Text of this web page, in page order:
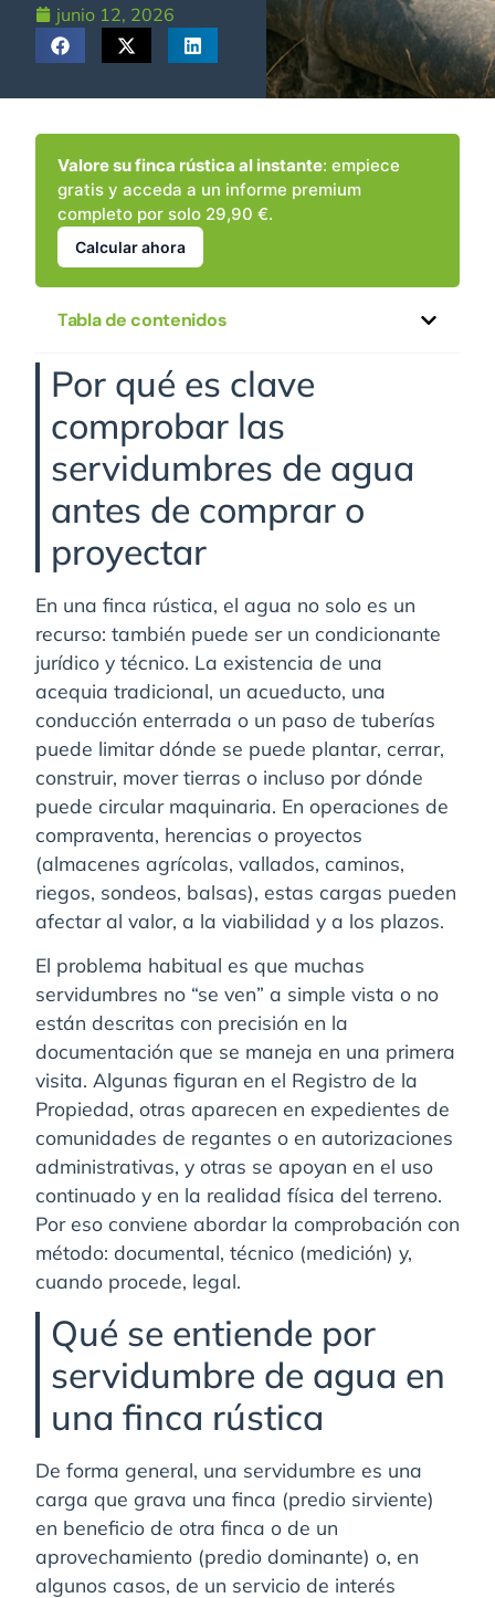
junio 12, 2026
Valore su finca rústica al instante: empiece
gratis y acceda a un informe premium
completo por solo 29,90 €.
Calcular ahora
Tabla de contenidos
Por qué es clave
comprobar las
servidumbres de agua
antes de comprar o
proyectar
En una finca rústica, el agua no solo es un
recurso: también puede ser un condicionante
jurídico y técnico. La existencia de una
acequia tradicional, un acueducto, una
conducción enterrada o un paso de tuberías
puede limitar dónde se puede plantar, cerrar,
construir, mover tierras o incluso por dónde
puede circular maquinaria. En operaciones de
compraventa, herencias o proyectos
(almacenes agrícolas, vallados, caminos,
riegos, sondeos, balsas), estas cargas pueden
afectar al valor, a la viabilidad y a los plazos.
El problema habitual es que muchas
servidumbres no “se ven” a simple vista o no
están descritas con precisión en la
documentación que se maneja en una primera
visita. Algunas figuran en el Registro de la
Propiedad, otras aparecen en expedientes de
comunidades de regantes o en autorizaciones
administrativas, y otras se apoyan en el uso
continuado y en la realidad física del terreno.
Por eso conviene abordar la comprobación con
método: documental, técnico (medición) y,
cuando procede, legal.
Qué se entiende por
servidumbre de agua en
una finca rústica
De forma general, una servidumbre es una
carga que grava una finca (predio sirviente)
en beneficio de otra finca o de un
aprovechamiento (predio dominante) o, en
algunos casos, de un servicio de interés